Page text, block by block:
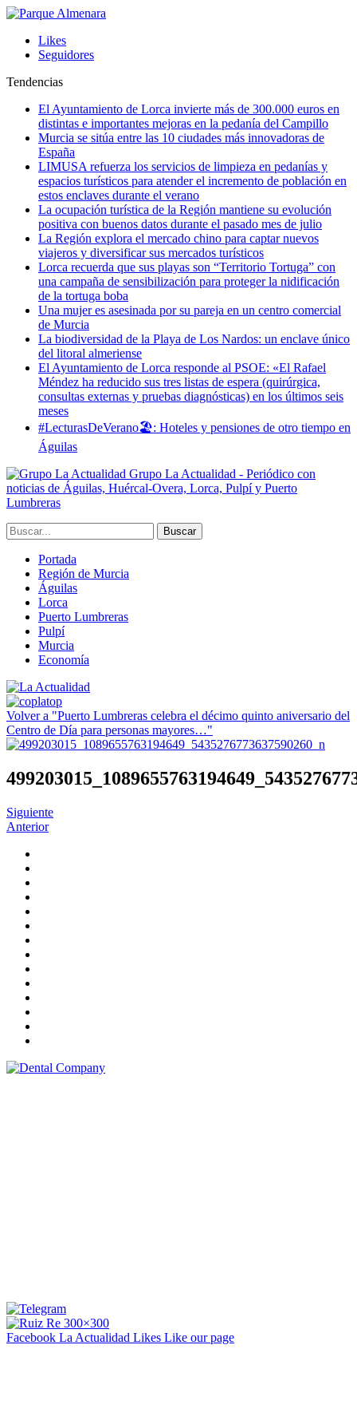
Likes
Seguidores
Tendencias
El Ayuntamiento de Lorca invierte más de 300.000 euros en
distintas e importantes mejoras en la pedanía del Campillo
Murcia se sitúa entre las 10 ciudades más innovadoras de
España
LIMUSA refuerza los servicios de limpieza en pedanías y
espacios turísticos para atender el incremento de población en
estos enclaves durante el verano
La ocupación turística de la Región mantiene su evolución
positiva con buenos datos durante el pasado mes de julio
La Región explora el mercado chino para captar nuevos
viajeros y diversificar sus mercados turísticos
Lorca recuerda que sus playas son “Territorio Tortuga” con
una campaña de sensibilización para proteger la nidificación
de la tortuga boba
Una mujer es asesinada por su pareja en un centro comercial
de Murcia
La biodiversidad de la Playa de Los Nardos: un enclave único
del litoral almeriense
El Ayuntamiento de Lorca responde al PSOE: «El Rafael
Méndez ha reducido sus tres listas de espera (quirúrgica,
consultas externas y pruebas diagnósticas) en los últimos seis
meses
#LecturasDeVerano🏖: Hoteles y pensiones de otro tiempo en
Águilas
Grupo La Actualidad - Periódico con
noticias de Águilas, Huércal-Overa, Lorca, Pulpí y Puerto
Lumbreras
Portada
Región de Murcia
Águilas
Lorca
Puerto Lumbreras
Pulpí
Murcia
Economía
Volver a "Puerto Lumbreras celebra el décimo quinto aniversario del
Centro de Día para personas mayores…"
Siguiente
Anterior
Facebook La Actualidad Likes Like our page